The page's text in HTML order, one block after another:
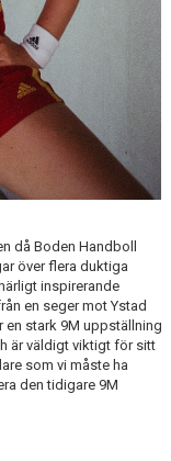
då Boden Handboll
över flera duktiga
inspirerande
en seger mot Ystad
en stark 9M uppställning
är väldigt viktigt för sitt
som vi måste ha
den tidigare 9M